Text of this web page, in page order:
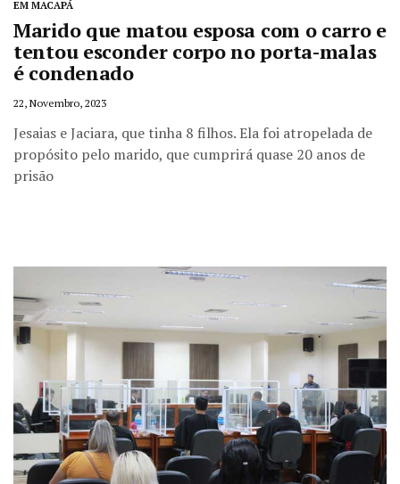
EM MACAPÁ
Marido que matou esposa com o carro e
tentou esconder corpo no porta-malas
é condenado
22, Novembro, 2023
Jesaias e Jaciara, que tinha 8 filhos. Ela foi atropelada de
propósito pelo marido, que cumprirá quase 20 anos de
prisão